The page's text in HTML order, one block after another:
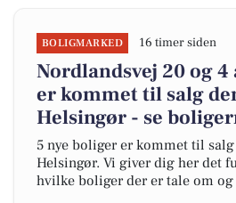
BOLIGMARKED 16 timer siden
Nordlandsvej 20 og
er kommet til salg
Helsingør - se
5 nye boliger er kommet til salg
Helsingør. Vi giver dig her det
hvilke boliger der er tale om og